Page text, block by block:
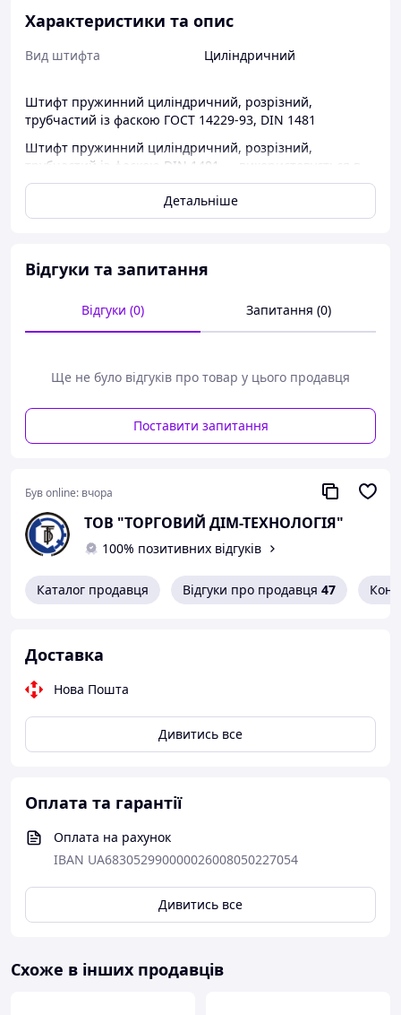
Характеристики та опис
Вид штифта Циліндричний
Штифт пружинний циліндричний, розрізний,
трубчастий із фаскою ГОСТ 14229-93, DIN 1481
Штифт пружинний циліндричний, розрізний,
трубчастий із фаскою DIN 1481 — використовується в
промислових галузях, а саме: в машинобудуванні та
Детальніше
Відгуки та запитання
Відгуки (0) Запитання (0)
Ще не було відгуків про товар у цього продавця
Поставити запитання
Був online: вчора
ТОВ "ТОРГОВИЙ ДІМ-ТЕХНОЛОГІЯ"
100% позитивних відгуків
Каталог продавця Відгуки про продавця 47
Доставка
Нова Пошта
Дивитись все
Оплата та гарантії
Оплата на рахунок
IBAN UA683052990000026008050227054
Дивитись все
Схоже в інших продавців